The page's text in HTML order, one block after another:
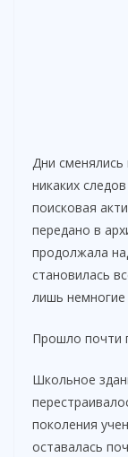
Дни
никаких
поисковая
передано в
продолжала
становилась
лишь
Прошло почти
Школьное
поколения
оставалась